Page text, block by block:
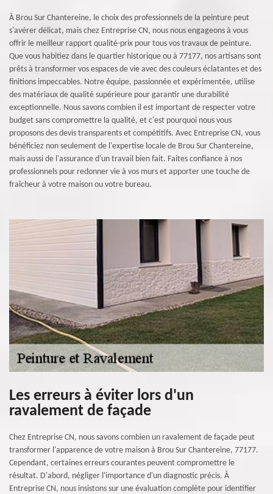
À Brou Sur Chantereine, le choix des professionnels de la peinture peut
s'avérer délicat, mais chez Entreprise CN, nous nous engageons à vous
offrir le meilleur rapport qualité-prix pour tous vos travaux de peinture.
Que vous habitiez dans le quartier historique ou à 77177, nos artisans sont
prêts à transformer vos espaces de vie avec des couleurs éclatantes et des
finitions impeccables. Notre équipe, passionnée et expérimentée, utilise
des matériaux de qualité supérieure pour garantir une durabilité
exceptionnelle. Nous savons combien il est important de respecter votre
budget sans compromettre la qualité, et c'est pourquoi nous vous
proposons des devis transparents et compétitifs. Avec Entreprise CN, vous
bénéficiez non seulement de l'expertise locale de Brou Sur Chantereine,
mais aussi de l'assurance d'un travail bien fait. Faites confiance à nos
professionnels pour redonner vie à vos murs et apporter une touche de
fraîcheur à votre maison ou votre bureau.
Les erreurs à éviter lors d'un
ravalement de façade
Chez Entreprise CN, nous savons combien un ravalement de façade peut
transformer l'apparence de votre maison à Brou Sur Chantereine, 77177.
Cependant, certaines erreurs courantes peuvent compromettre le
résultat. D'abord, négliger l'importance d'un diagnostic précis. À
Entreprise CN, nous insistons sur une évaluation complète pour identifier